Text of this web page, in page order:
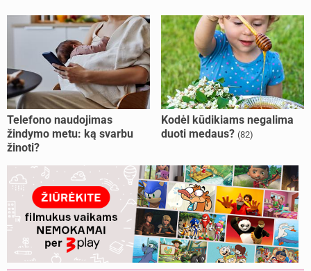
Telefono naudojimas
žindymo metu: ką svarbu
žinoti?
Kodėl kūdikiams negalima
duoti medaus? (82)